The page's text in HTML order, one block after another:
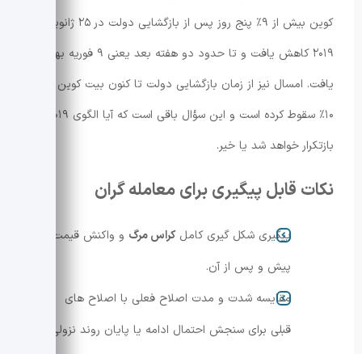
کوین بیش از ۹٪ پنج روز پس از بازگشایی دولت در ۲۵ ژانویهٔ
۲۰۱۹ کاهش یافت و تا حدود دو هفته بعد یعنی ۹ فوریه بهبود
یافت. امسال نیز از زمان بازگشایی دولت تا کنون بیت کوین تا
۱۰٪ سقوط کرده است و این سؤال باقی است که آیا الگوی ۲۰۱۹
بازتکرار خواهد شد یا خیر.
نکات قابل پیگیری برای معامله گران
پیگیری شکل گیری کاملکراس مرگ و واکنش قیمت
پیش و پس از آن.
مقایسه شدت و مدت اصلاح فعلی با اصلاح های
قبلی برای سنجش احتمال ادامه یا پایان روند نزولی.